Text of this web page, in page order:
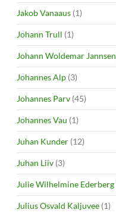
Jakob Vanaaus (1)
Johann Trull (1)
Johann Woldemar Jannsen
Johannes Alp (3)
Johannes Parv (45)
Johannes Vau (1)
Juhan Kunder (12)
Juhan Liiv (3)
Julie Wilhelmine Ederberg
Julius Osvald Kaljuvee (1)